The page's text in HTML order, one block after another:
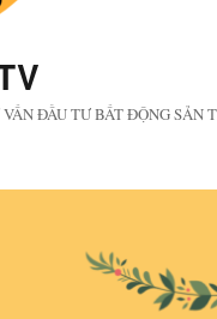
ĐẦU TƯ BẤT ĐỘNG SẢN